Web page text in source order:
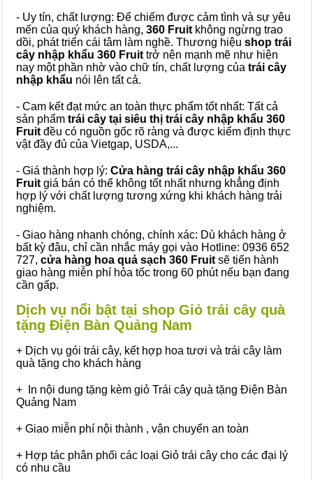
- Uy tín, chất lượng: Để chiếm được cảm tình và sự yêu
mến của quý khách hàng, 360 Fruit không ngừng trao
dồi, phát triển cái tâm làm nghề. Thương hiệu shop trái
cây nhập khẩu 360 Fruit trở nên mạnh mẽ như hiện
nay một phần nhờ vào chữ tín, chất lượng của trái cây
nhập khẩu nói lên tất cả.
- Cam kết đạt mức an toàn thực phẩm tốt nhất: Tất cả
sản phẩm trái cây tại siêu thị trái cây nhập khẩu 360
Fruit đều có nguồn gốc rõ ràng và được kiểm định thực
vật đầy đủ của Vietgap, USDA,...
- Giá thành hợp lý: Cửa hàng trái cây nhập khẩu 360
Fruit giá bán có thể không tốt nhất nhưng khẳng định
hợp lý với chất lượng tương xứng khi khách hàng trải
nghiệm.
- Giao hàng nhanh chóng, chính xác: Dù khách hàng ở
bất kỳ đâu, chỉ cần nhắc máy gọi vào Hotline: 0936 652
727, cửa hàng hoa quả sạch 360 Fruit sẽ tiến hành
giao hàng miễn phí hỏa tốc trong 60 phút nếu bạn đang
cần gấp.
Dịch vụ nổi bật tại shop Giỏ trái cây quà
tặng Điện Bàn Quảng Nam
+ Dịch vụ gói trái cây, kết hợp hoa tươi và trái cây làm
quà tặng cho khách hàng
+ In nội dung tặng kèm giỏ Trái cây quà tặng Điện Bàn
Quảng Nam
+ Giao miễn phí nội thành , vận chuyển an toàn
+ Hợp tác phân phối các loại Giỏ trái cây cho các đại lý
có nhu cầu